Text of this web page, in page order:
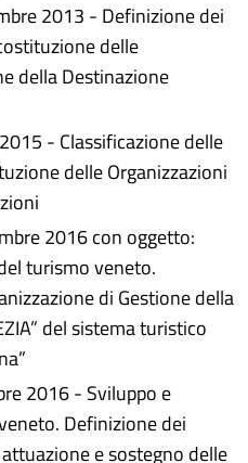
2013 - Definizione dei
delle
della Destinazione
- Classificazione delle
delle Organizzazioni
2016 con oggetto:
turismo veneto.
di Gestione della
del sistema turistico
2016 - Sviluppo e
Definizione dei
e sostegno delle